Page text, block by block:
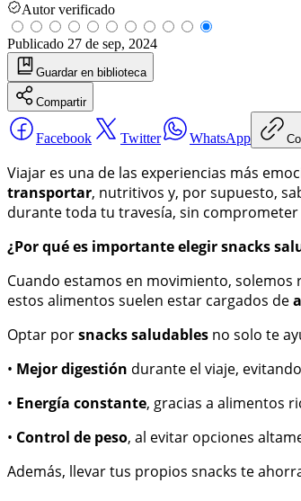
Autor verificado
Publicado 27 de sep, 2024
Guardar en biblioteca
Compartir
Facebook Twitter WhatsApp
Viajar es una de las experiencias más
transportar, nutritivos y, por supuesto,
durante toda tu travesía, sin
¿Por qué es importante elegir snacks
Cuando estamos en movimiento,
estos alimentos suelen estar cargados de
Optar porsnacks saludables no solo te
• Mejor digestión durante el viaje,
• Energía constante, gracias a alimentos
• Control de peso, al evitar opciones
Además, llevar tus propios snacks te